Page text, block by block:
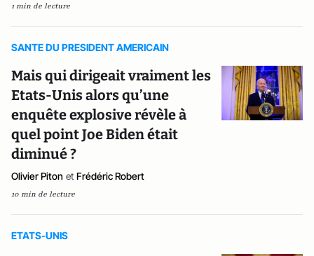
1 min de lecture
SANTE DU PRESIDENT AMERICAIN
Mais qui dirigeait vraiment les
Etats-Unis alors qu’une
enquête explosive révèle à
quel point Joe Biden était
diminué ?
Olivier Piton et Frédéric Robert
10 min de lecture
ETATS-UNIS